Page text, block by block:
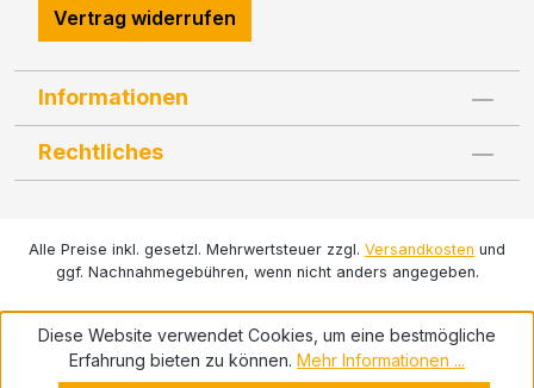
Vertrag widerrufen
Informationen
Rechtliches
Alle Preise inkl. gesetzl. Mehrwertsteuer zzgl. Versandkosten und
ggf. Nachnahmegebühren, wenn nicht anders angegeben.
Diese Website verwendet Cookies, um eine bestmögliche
Erfahrung bieten zu können. Mehr Informationen ...